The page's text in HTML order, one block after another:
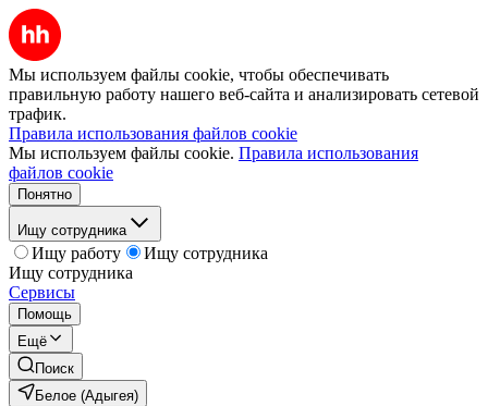
Мы используем файлы cookie, чтобы обеспечивать
правильную работу нашего веб-сайта и анализировать сетевой
трафик.
Правила использования файлов cookie
Мы используем файлы cookie. Правила использования
файлов cookie
Понятно
Ищу сотрудника
Ищу работу
Ищу сотрудника
Ищу сотрудника
Сервисы
Помощь
Ещё
Поиск
Белое (Адыгея)